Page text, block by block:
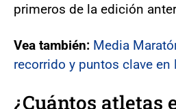
primeros de la edición
Vea también: Media
recorrido y puntos clave en
¿Cuántos atletas